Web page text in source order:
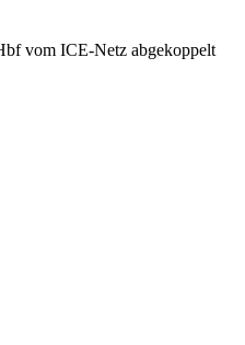
vom ICE-Netz abgekoppelt